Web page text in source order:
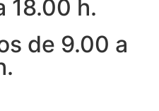
18.00 h.
de 9.00 a